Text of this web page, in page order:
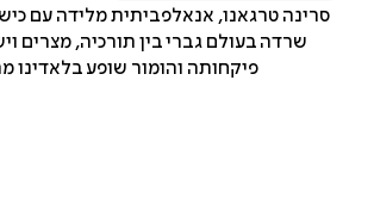
סרינה טרגאנו, אנאלפביתית מלידה עם
שרדה בעולם גברי בין תורכיה, מצרים
פיקחותה והומור שופע בלאדינו